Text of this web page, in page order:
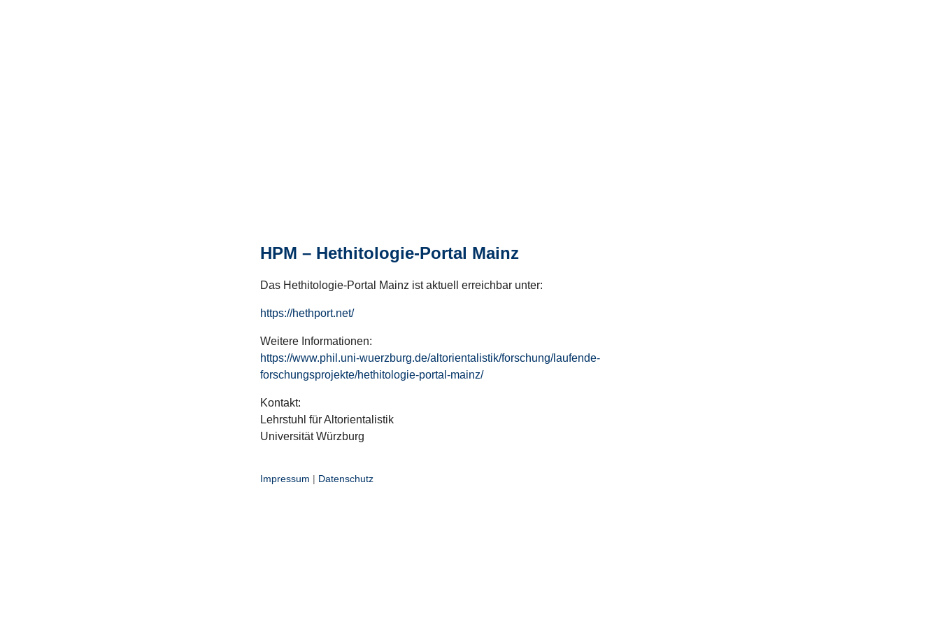
HPM – Hethitologie-Portal Mainz
Das Hethitologie-Portal Mainz ist aktuell erreichbar unter:
https://hethport.net/
Weitere Informationen:
https://www.phil.uni-wuerzburg.de/altorientalistik/forschung/laufende-
forschungsprojekte/hethitologie-portal-mainz/
Kontakt:
Lehrstuhl für Altorientalistik
Universität Würzburg
Impressum | Datenschutz